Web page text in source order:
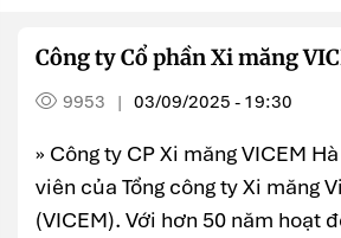
Công ty Cổ phần Xi măng
9953 | 03/09/2025 - 19:30
» Công ty CP Xi măng VICEM
viên của Tổng công ty Xi măng
(VICEM). Với hơn 50 năm hoạt